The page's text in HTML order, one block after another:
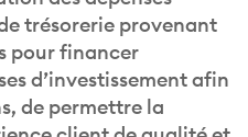
trésorerie provenant
pour financer
d’investissement afin
de permettre la